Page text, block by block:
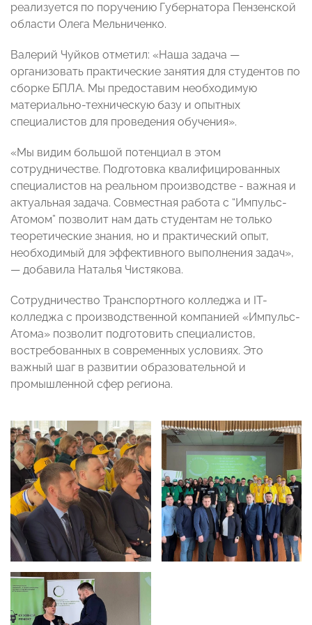
реализуется по поручению Губернатора Пензенской
области Олега Мельниченко.
Валерий Чуйков отметил: «Наша задача —
организовать практические занятия для студентов по
сборке БПЛА. Мы предоставим необходимую
материально-техническую базу и опытных
специалистов для проведения обучения».
«Мы видим большой потенциал в этом
сотрудничестве. Подготовка квалифицированных
специалистов на реальном производстве - важная и
актуальная задача. Совместная работа с “Импульс-
Атомом” позволит нам дать студентам не только
теоретические знания, но и практический опыт,
необходимый для эффективного выполнения задач»,
— добавила Наталья Чистякова.
Сотрудничество Транспортного колледжа и IT-
колледжа с производственной компанией «Импульс-
Атома» позволит подготовить специалистов,
востребованных в современных условиях. Это
важный шаг в развитии образовательной и
промышленной сфер региона.